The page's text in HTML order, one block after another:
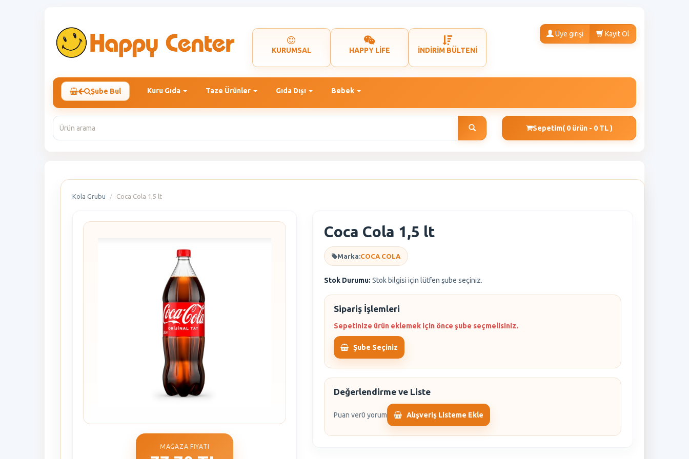
KURUMSAL HAPPY LİFE İNDİRİM BÜLTENİ
Üye girişi Kayıt Ol
Şube Bul Kuru Gıda Taze Ürünler Gıda Dışı Bebek
Sepetim( 0 ürün - 0 TL )
Kola Grubu Coca Cola 1,5 lt
MAĞAZA FIYATI
Coca Cola 1,5 lt
Marka:COCA COLA
Stok Durumu: Stok bilgisi için lütfen şube seçiniz.
Sipariş İşlemleri
Sepetinize ürün eklemek için önce şube seçmelisiniz.
Şube Seçiniz
Değerlendirme ve Liste
Puan ver0 yorum Alışveriş Listeme Ekle